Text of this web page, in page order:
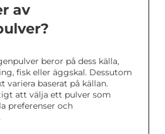
av
beror på dess källa,
fisk eller äggskal. Dessutom
variera baserat på källan.
att välja ett pulver som
preferenser och